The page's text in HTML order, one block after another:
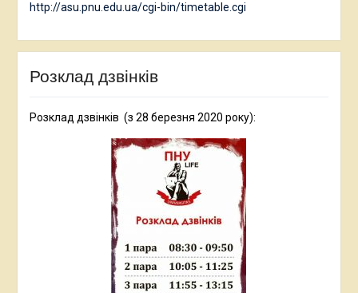
http://asu.pnu.edu.ua/cgi-bin/timetable.cgi
Розклад дзвінків
Розклад дзвінків (з 28 березня 2020 року):